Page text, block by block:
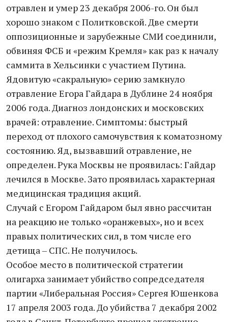
отравлен и умер 23 декабря 2006-го. Он был
хорошо знаком с Политковской. Две смерти
оппозиционные и зарубежные СМИ соединили,
обвиняя ФСБ и «режим Кремля» как раз к началу
саммита в Хельсинки с участием Путина.
Ядовитую «сакральную» серию замкнуло
отравление Егора Гайдара в Дублине 24 ноября
2006 года. Диагноз лондонских и московских
врачей: отравление. Симптомы: быстрый
переход от плохого самочувствия к коматозному
состоянию. Яд, вызвавший отравление, не
определен. Рука Москвы не проявилась: Гайдар
лечился в Москве. Зато проявилась характерная
медицинская традиция акций.
Случай с Егором Гайдаром был явно рассчитан
на реакцию не только «оранжевых», но и всех
правых политических сил, в том числе его
детища – СПС. Не получилось.
Особое место в политической стратегии
олигарха занимает убийство сопредседателя
партии «Либеральная Россия» Сергея Юшенкова
17 апреля 2003 года. До убийства 7 декабря 2002